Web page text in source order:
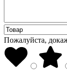
Пожалуйста,